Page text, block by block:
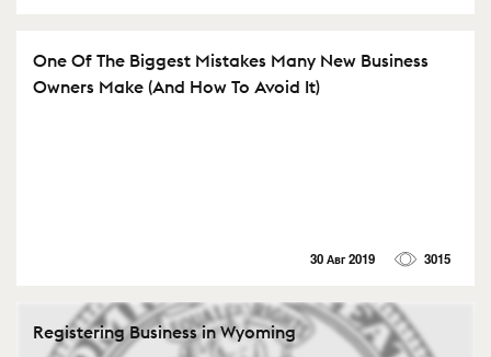
One Of The Biggest Mistakes Many New Business
Owners Make (And How To Avoid It)
30 Авг 2019 3015
Registering Business in Wyoming